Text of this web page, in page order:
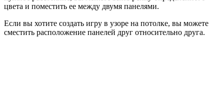
цвета и поместить ее между двумя панелями.
Если вы хотите создать игру в узоре на потолке, вы можете
сместить расположение панелей друг относительно друга.